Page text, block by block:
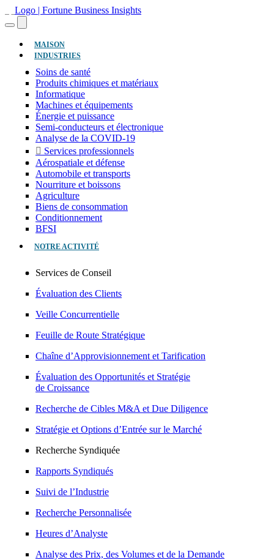
MAISON(ACTUEL)
INDUSTRIES
Soins de santé
Produits chimiques et matériaux
Informatique
Machines et équipements
Énergie et puissance
Semi-conducteurs et électronique
Analyse de la COVID-19
Services professionnels
Aérospatiale et défense
Automobile et transports
Nourriture et boissons
Agriculture
Biens de consommation
Conditionnement
BFSI
NOTRE ACTIVITÉ
Services de Conseil
Évaluation des Clients
Veille Concurrentielle
Feuille de Route Stratégique
Chaîne d’Approvisionnement et Tarification
Évaluation des Opportunités et Stratégie
de Croissance
Recherche de Cibles M&A et Due Diligence
Stratégie et Options d’Entrée sur le Marché
Recherche Syndiquée
Rapports Syndiqués
Suivi de l’Industrie
Recherche Personnalisée
Heures d’Analyste
Analyse des Prix, des Volumes et de la Demande